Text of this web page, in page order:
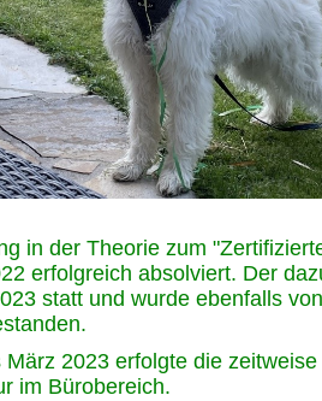
in der Theorie zum
erfolgreich absolviert. Der
statt und wurde ebenfalls
2023 erfolgte die
im Bürobereich.